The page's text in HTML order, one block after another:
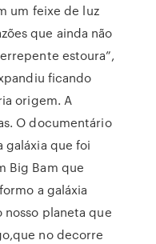
um feixe de luz
que ainda não
estoura”,
ficando
origem. A
O documentário
galáxia que foi
Big Bam que
a galáxia
planeta que
no decorre